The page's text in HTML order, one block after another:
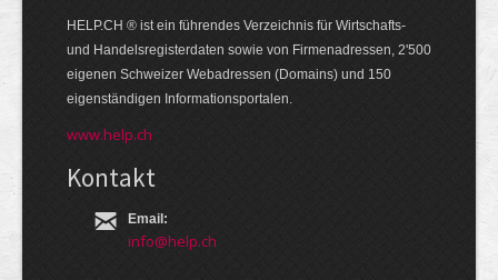
HELP.CH ® ist ein führendes Ver­zeich­nis für Wirt­schafts-
und Handels­register­daten so­wie von Firmen­adressen, 2'500
eige­nen Schweizer Web­adressen (Domains) und 150
eigen­ständigen Infor­mations­por­talen.
www.help.ch
Kontakt
Email:
info@help.ch